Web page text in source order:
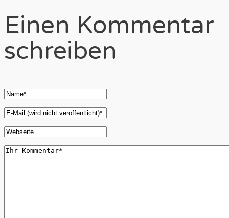
Einen Kommentar
schreiben